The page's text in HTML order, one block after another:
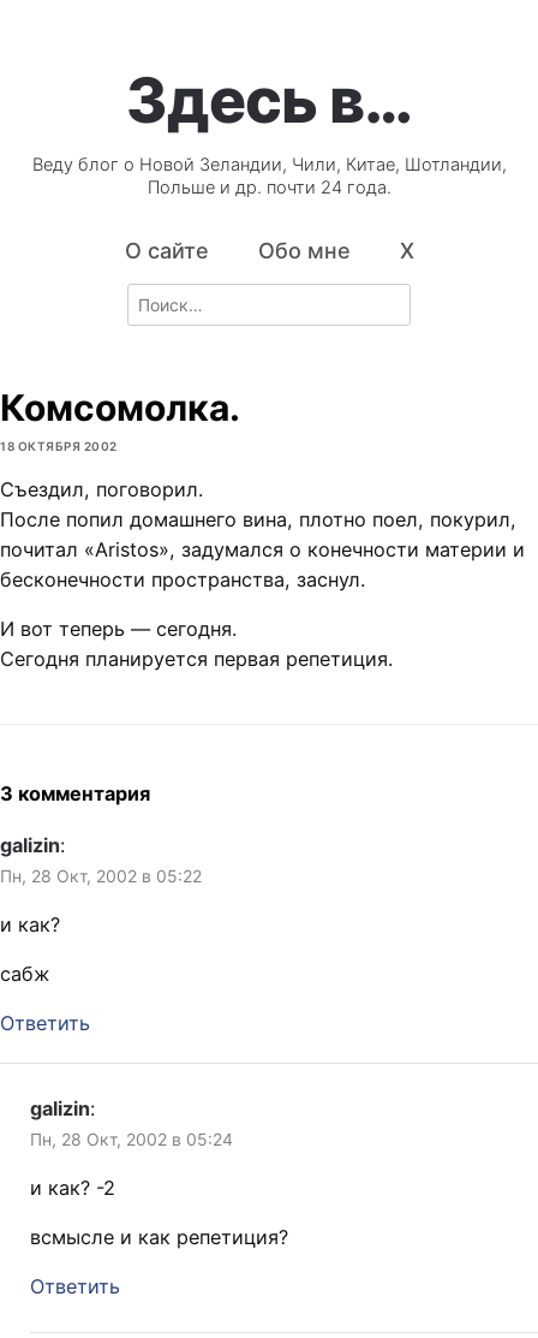
Здесь в…
Веду блог о Новой Зеландии, Чили, Китае, Шотландии,
Польше и др. почти 24 года.
О сайте Обо мне X
Search
for:
Комсомолка.
18 ОКТЯБРЯ 2002
Съездил, поговорил.
После попил домашнего вина, плотно поел, покурил,
почитал «Aristos», задумался о конечности материи и
бесконечности пространства, заснул.
И вот теперь — сегодня.
Сегодня планируется первая репетиция.
3 комментария
galizin:
Пн, 28 Окт, 2002 в 05:22
и как?
сабж
Ответить
galizin:
Пн, 28 Окт, 2002 в 05:24
и как? -2
всмысле и как репетиция?
Ответить